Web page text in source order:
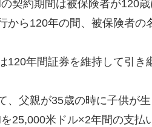
契約期間は被保険者が120
から120年の間、被保険者の
120年間証券を維持して引き
、父親が35歳の時に子供が
25,000米ドル×2年間の支払